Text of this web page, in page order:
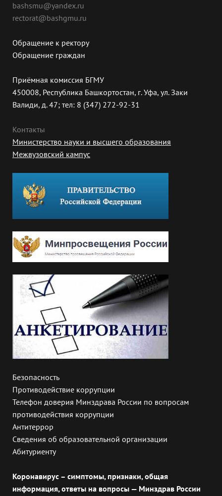
bashsmu@yandex.ru
rectorat@bashgmu.ru
Обращение к ректору
Обращение граждан
Приёмная комиссия БГМУ
450008, Республика Башкортостан, г. Уфа, ул. Заки
Валиди, д. 47; тел: 8 (347) 272-92-31
Контакты
Министерство науки и высшего образования
Межвузовский кампус
Безопасность
Противодействие коррупции
Телефон доверия Минздрава России по вопросам
противодействия коррупции
Антитеррор
Сведения об образовательной организации
Абитуриенту
Коронавирус – симптомы, признаки, общая
информация, ответы на вопросы — Минздрав России